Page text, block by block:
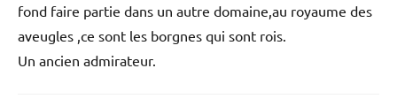
fond faire partie dans un autre domaine,au royaume des
aveugles ,ce sont les borgnes qui sont rois.
Un ancien admirateur.